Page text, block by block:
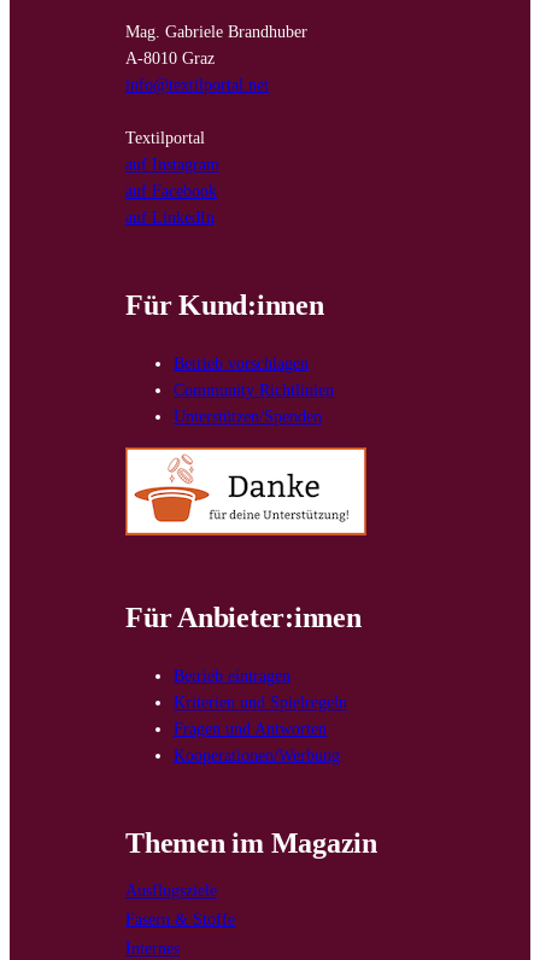
Mag. Gabriele Brandhuber
A-8010 Graz
info@textilportal.net
Textilportal
auf Instagram
auf Facebook
auf LinkedIn
Für Kund:innen
Betrieb vorschlagen
Community Richtlinien
Unterstützen/Spenden
Für Anbieter:innen
Betrieb eintragen
Kriterien und Spielregeln
Fragen und Antworten
Kooperationen/Werbung
Themen im Magazin
Ausflugsziele
Fasern & Stoffe
Internes